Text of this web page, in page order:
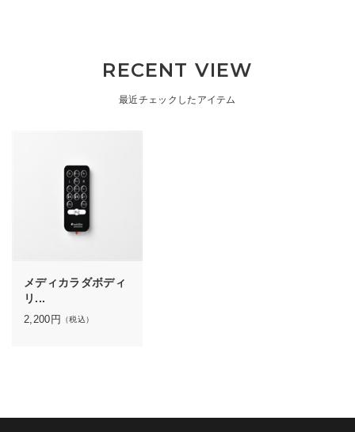
RECENT VIEW
最近チェックしたアイテム
メディカラダボディ
リ...
2,200 円 （税込）